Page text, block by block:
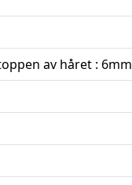
av håret : 6mm